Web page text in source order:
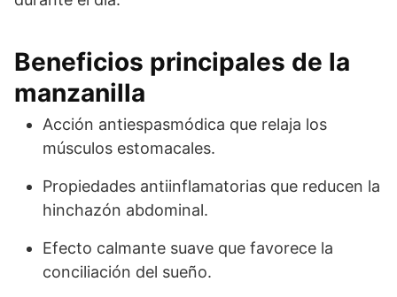
Beneficios principales de la
manzanilla
Acción antiespasmódica que relaja los
músculos estomacales.
Propiedades antiinflamatorias que reducen la
hinchazón abdominal.
Efecto calmante suave que favorece la
conciliación del sueño.